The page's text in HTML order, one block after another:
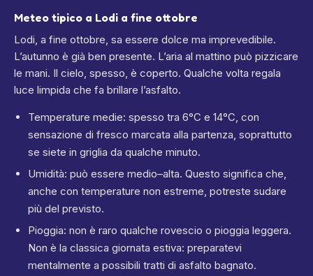
Meteo tipico a Lodi a fine ottobre
Lodi, a fine ottobre, sa essere dolce ma imprevedibile.
L’autunno è già ben presente. L’aria al mattino può pizzicare
le mani. Il cielo, spesso, è coperto. Qualche volta regala
luce limpida che fa brillare l’asfalto.
Temperature medie: spesso tra 6°C e 14°C, con
sensazione di fresco marcata alla partenza, soprattutto
se siete in griglia da qualche minuto.
Umidità: può essere medio–alta. Questo significa che,
anche con temperature non estreme, potreste sudare
più del previsto.
Pioggia: non è raro qualche rovescio o pioggia leggera.
Non è la classica giornata estiva: preparatevi
mentalmente a possibili tratti di asfalto bagnato.